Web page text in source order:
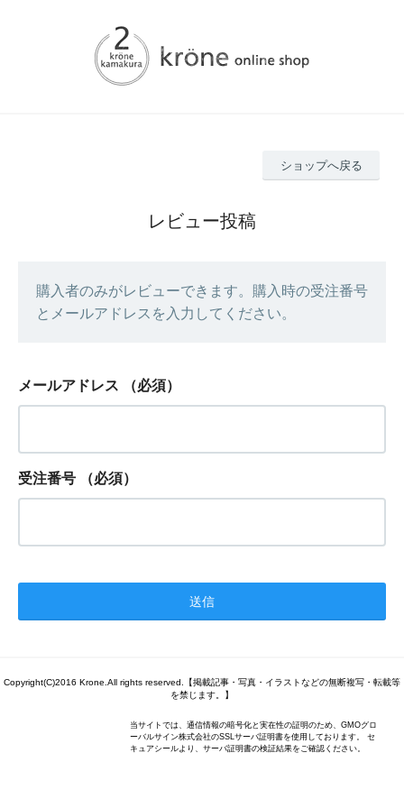
ショップへ戻る
レビュー投稿
購入者のみがレビューできます。購入時の受注番号
とメールアドレスを入力してください。
メールアドレス （必須）
受注番号 （必須）
Copyright(C)2016 Krone.All rights reserved.【掲載記事・写真・イラストなどの無断複写・転載等
を禁じます。】
当サイトでは、通信情報の暗号化と実在性の証明のため、GMOグロ
ーバルサイン株式会社のSSLサーバ証明書を使用しております。 セ
キュアシールより、サーバ証明書の検証結果をご確認ください。